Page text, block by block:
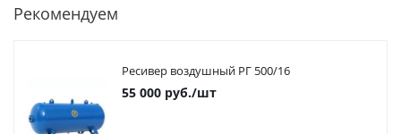
Рекомендуем
Ресивер воздушный РГ 500/16
55 000 руб./шт